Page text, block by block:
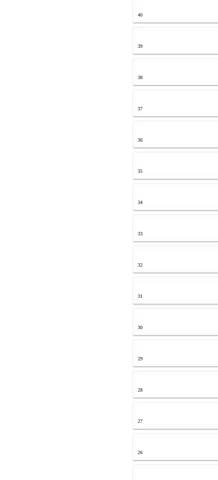
40
39
38
37
36
35
34
33
32
31
30
29
28
27
26